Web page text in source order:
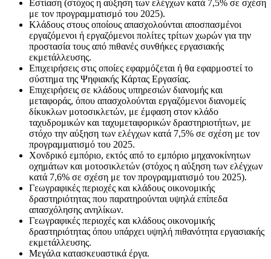
Εστίαση (στόχος η αύξηση των ελέγχων κατά 7,5% σε σχέση
με τον προγραμματισμό του 2025).
Κλάδους στους οποίους απασχολούνται αποσπασμένοι
εργαζόμενοι ή εργαζόμενοι πολίτες τρίτων χωρών για την
προστασία τους από πιθανές συνθήκες εργασιακής
εκμετάλλευσης.
Eπιχειρήσεις στις οποίες εφαρμόζεται ή θα εφαρμοστεί το
σύστημα της Ψηφιακής Κάρτας Εργασίας.
Επιχειρήσεις σε κλάδους υπηρεσιών διανομής και
μεταφοράς, όπου απασχολούνται εργαζόμενοι διανομείς
δίκυκλων μοτοσικλετών, με έμφαση στον κλάδο
ταχυδρομικών και ταχυμεταφορικών δραστηριοτήτων, με
στόχο την αύξηση των ελέγχων κατά 7,5% σε σχέση με τον
προγραμματισμό του 2025.
Χονδρικό εμπόριο, εκτός από το εμπόριο μηχανοκίνητων
οχημάτων και μοτοσικλετών (στόχος η αύξηση των ελέγχων
κατά 7,6% σε σχέση με τον προγραμματισμό του 2025).
Γεωγραφικές περιοχές και κλάδους οικονομικής
δραστηριότητας που παρατηρούνται υψηλά επίπεδα
απασχόλησης ανηλίκων.
Γεωγραφικές περιοχές και κλάδους οικονομικής
δραστηριότητας όπου υπάρχει υψηλή πιθανότητα εργασιακής
εκμετάλλευσης.
Μεγάλα κατασκευαστικά έργα.